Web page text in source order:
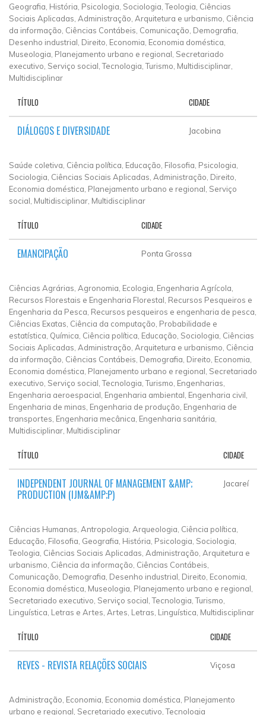
Geografia, História, Psicologia, Sociologia, Teologia, Ciências
Sociais Aplicadas, Administração, Arquitetura e urbanismo, Ciência
da informação, Ciências Contábeis, Comunicação, Demografia,
Desenho industrial, Direito, Economia, Economia doméstica,
Museologia, Planejamento urbano e regional, Secretariado
executivo, Serviço social, Tecnologia, Turismo, Multidisciplinar,
Multidisciplinar
TÍTULO CIDADE
DIÁLOGOS E DIVERSIDADE Jacobina
Saúde coletiva, Ciência política, Educação, Filosofia, Psicologia,
Sociologia, Ciências Sociais Aplicadas, Administração, Direito,
Economia doméstica, Planejamento urbano e regional, Serviço
social, Multidisciplinar, Multidisciplinar
TÍTULO CIDADE
EMANCIPAÇÃO Ponta Grossa
Ciências Agrárias, Agronomia, Ecologia, Engenharia Agrícola,
Recursos Florestais e Engenharia Florestal, Recursos Pesqueiros e
Engenharia da Pesca, Recursos pesqueiros e engenharia de pesca,
Ciências Exatas, Ciência da computação, Probabilidade e
estatística, Química, Ciência política, Educação, Sociologia, Ciências
Sociais Aplicadas, Administração, Arquitetura e urbanismo, Ciência
da informação, Ciências Contábeis, Demografia, Direito, Economia,
Economia doméstica, Planejamento urbano e regional, Secretariado
executivo, Serviço social, Tecnologia, Turismo, Engenharias,
Engenharia aeroespacial, Engenharia ambiental, Engenharia civil,
Engenharia de minas, Engenharia de produção, Engenharia de
transportes, Engenharia mecânica, Engenharia sanitária,
Multidisciplinar, Multidisciplinar
TÍTULO CIDADE
INDEPENDENT JOURNAL OF MANAGEMENT &AMP;
PRODUCTION (IJM&AMP;P)
Jacareí
Ciências Humanas, Antropologia, Arqueologia, Ciência política,
Educação, Filosofia, Geografia, História, Psicologia, Sociologia,
Teologia, Ciências Sociais Aplicadas, Administração, Arquitetura e
urbanismo, Ciência da informação, Ciências Contábeis,
Comunicação, Demografia, Desenho industrial, Direito, Economia,
Economia doméstica, Museologia, Planejamento urbano e regional,
Secretariado executivo, Serviço social, Tecnologia, Turismo,
Linguística, Letras e Artes, Artes, Letras, Linguística, Multidisciplinar
TÍTULO CIDADE
REVES - REVISTA RELAÇÕES SOCIAIS Viçosa
Administração, Economia, Economia doméstica, Planejamento
urbano e regional, Secretariado executivo, Tecnologia